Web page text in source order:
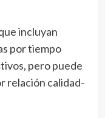
incluyan
por tiempo
pero puede
relación calidad-